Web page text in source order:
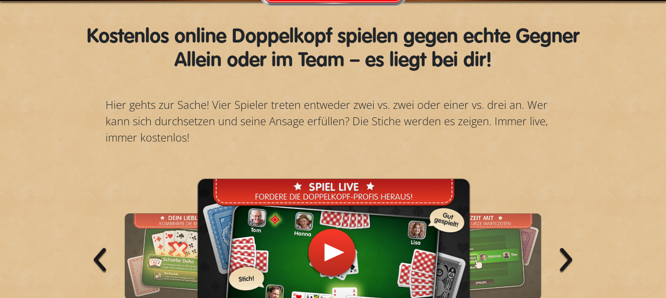
Kostenlos online Doppelkopf spielen gegen echte Gegner
Allein oder im Team – es liegt bei dir!
Hier gehts zur Sache! Vier Spieler treten entweder zwei vs. zwei oder einer vs. drei an. Wer
kann sich durchsetzen und seine Ansage erfüllen? Die Stiche werden es zeigen. Immer live,
immer kostenlos!
Play